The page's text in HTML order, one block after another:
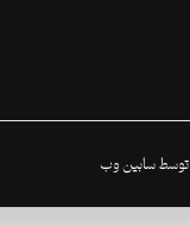
توسطسابین وب